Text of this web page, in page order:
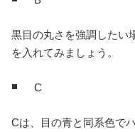
黒目の丸さを強調したい
を入れてみましょう。
C
Cは、目の青と同系色で